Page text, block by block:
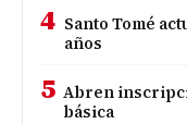
4 Santo Tomé
años
5 Abren
básica